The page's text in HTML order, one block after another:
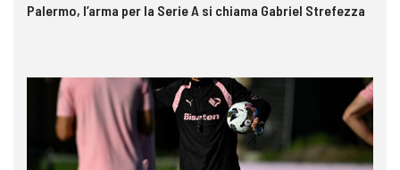
Palermo, l’arma per la Serie A si chiama Gabriel Strefezza